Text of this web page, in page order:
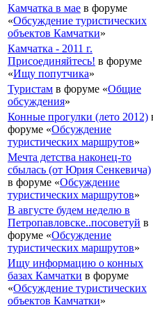
Камчатка в мае в форуме
«Обсуждение туристических
объектов Камчатки»
Камчатка - 2011 г.
Присоединяйтесь! в форуме
«Ищу попутчика»
Туристам в форуме «Общие
обсуждения»
Конные прогулки (лето 2012)
форуме «Обсуждение
туристических маршрутов»
Мечта детства наконец-то
сбылась (от Юрия Сенкевича)
в форуме «Обсуждение
туристических маршрутов»
В августе будем неделю в
Петропавловске..посоветуй в
форуме «Обсуждение
туристических маршрутов»
Ищу информацию о конных
базах Камчатки в форуме
«Обсуждение туристических
объектов Камчатки»